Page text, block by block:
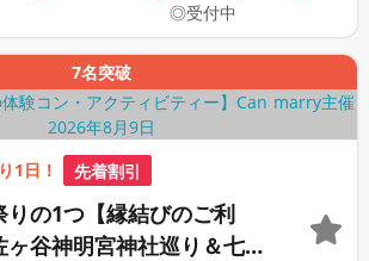
◎受付中
7名突破
1日！ 先着割引
りの1つ【縁結びのご利
谷神明宮神社巡り＆七夕